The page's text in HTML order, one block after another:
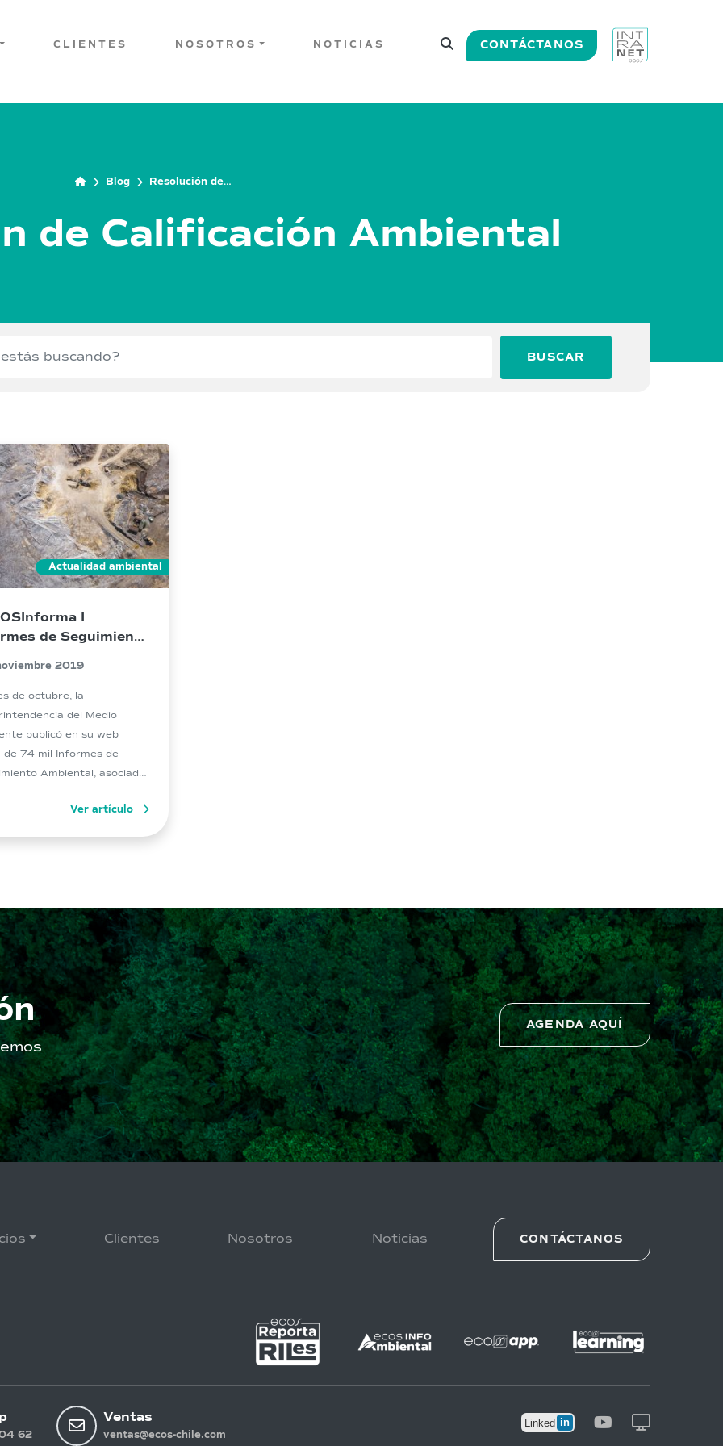
CLIENTES NOSOTROS NOTICIAS CONTÁCTANOS
Blog
Resolución de
de Calificación Ambiental
BUSCAR
Actualidad ambiental
I
de Seguimiento
2019
de octubre, la
del Medio
publicó en su web
de 74 mil Informes de
Ambiental, asociado
con Resolución de
Ver artículo
AGENDA AQUÍ
Clientes Nosotros Noticias CONTÁCTANOS
62
Ventas
ventas@ecos-chile.com
Linked in